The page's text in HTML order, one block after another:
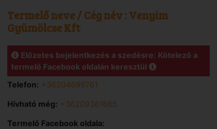
Termelő neve / Cég név : Venyim
Gyümölcse Kft
Előzetes bejelentkezés a szedésre: Kötelező a
termelő Facebook oldalán keresztül
Telefon: +36204699761
Hívható még: +36209381665
Termelő Facebook oldala: